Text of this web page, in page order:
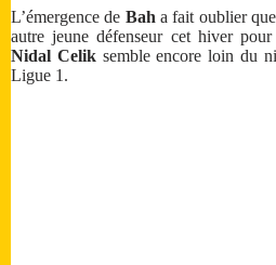
L’émergence de Bah a fait oublier
autre jeune défenseur cet hiver
Nidal Celiksemble encore loin du
Ligue 1.